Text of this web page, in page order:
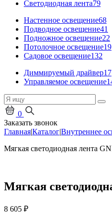
Светодиодная лента79
Настенное освещение68
Подводное освещение41
Подножное освещение22
Потолочное освещение19
Садовое освещение132
Диммируемый драйвер17
Управляемое освещение
0
Заказать звонок
Главная|Каталог|Внутреннее
Мягкая светодиодная лента
Мягкая
8 605 ₽